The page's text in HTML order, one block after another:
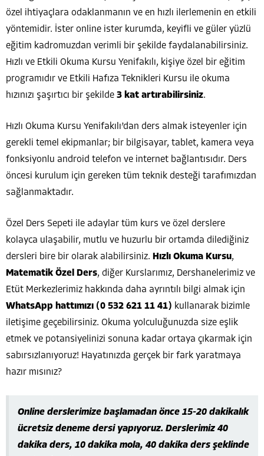
özel ihtiyaçlara odaklanmanın ve en hızlı ilerlemenin en etkili
yöntemidir. İster online ister kurumda, keyifli ve güler yüzlü
eğitim kadromuzdan verimli bir şekilde faydalanabilirsiniz.
Hızlı ve Etkili Okuma Kursu Yenifakılı, kişiye özel bir eğitim
programıdır ve Etkili Hafıza Teknikleri Kursu ile okuma
hızınızı şaşırtıcı bir şekilde 3 kat artırabilirsiniz.
Hızlı Okuma Kursu Yenifakılı’dan ders almak isteyenler için
gerekli temel ekipmanlar; bir bilgisayar, tablet, kamera veya
fonksiyonlu android telefon ve internet bağlantısıdır. Ders
öncesi kurulum için gereken tüm teknik desteği tarafımızdan
sağlanmaktadır.
Özel Ders Sepeti ile adaylar tüm kurs ve özel derslere
kolayca ulaşabilir, mutlu ve huzurlu bir ortamda dilediğiniz
dersleri bire bir olarak alabilirsiniz. Hızlı Okuma Kursu,
Matematik Özel Ders, diğer Kurslarımız, Dershanelerimiz ve
Etüt Merkezlerimiz hakkında daha ayrıntılı bilgi almak için
WhatsApp hattımızı (0 532 621 11 41) kullanarak bizimle
iletişime geçebilirsiniz. Okuma yolculuğunuzda size eşlik
etmek ve potansiyelinizi sonuna kadar ortaya çıkarmak için
sabırsızlanıyoruz! Hayatınızda gerçek bir fark yaratmaya
hazır mısınız?
Online derslerimize başlamadan önce 15-20 dakikalık
ücretsiz deneme dersi yapıyoruz. Derslerimiz 40
dakika ders, 10 dakika mola, 40 dakika ders şeklinde